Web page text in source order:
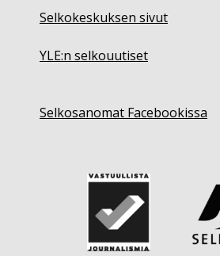
Selkokeskuksen sivut
YLE:n selkouutiset
Selkosanomat Facebookissa